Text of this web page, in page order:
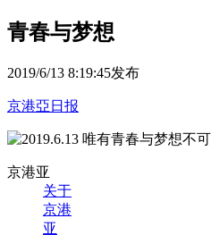
青春与梦想
2019/6/13 8:19:45发布
京港亞日报
京港亚
关于
京港
亚